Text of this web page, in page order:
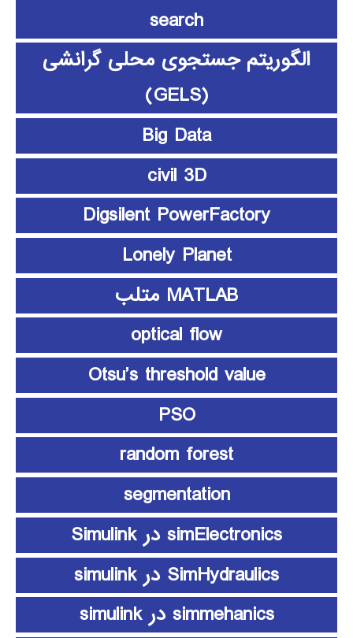
search
الگوریتم جستجوی محلی گرانشی
(GELS)
Big Data
civil 3D
Digsilent PowerFactory
Lonely Planet
MATLAB متلب
optical flow
Otsu’s threshold value
PSO
random forest
segmentation
simElectronics در Simulink
SimHydraulics در simulink
simmehanics در simulink